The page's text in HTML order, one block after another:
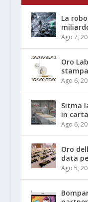
La
Ago 7,
Oro
Ago 6,
Sitma
in
Ago 6,
Oro
data
Ago 5,